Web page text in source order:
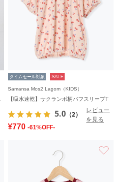
タイムセール対象 SALE
Samansa Mos2 Lagom（KIDS）
【吸水速乾】サクランボ柄パフスリーブT
5.0 （2）
レビュー
を見る
¥770 -61%OFF-